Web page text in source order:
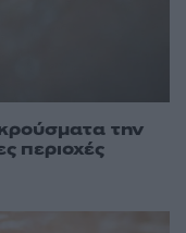
την
περιοχές